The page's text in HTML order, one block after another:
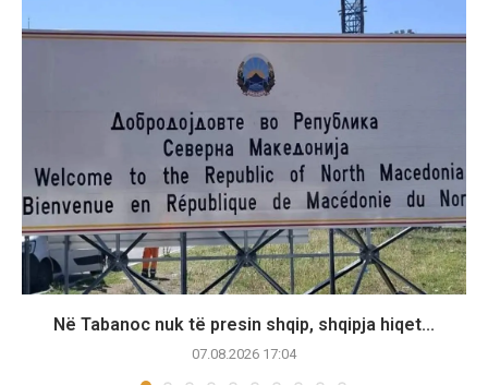
Në Tabanoc nuk të presin shqip, shqipja hiqet...
07.08.2026 17:04